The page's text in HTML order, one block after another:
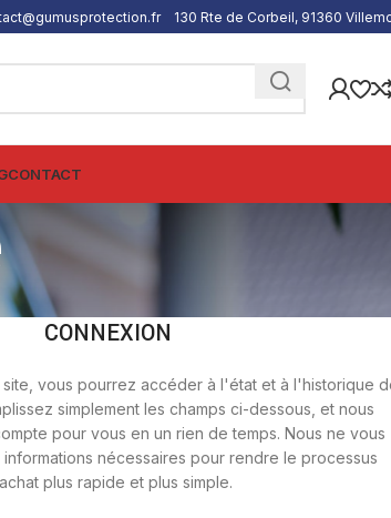
130 Rte de Corbeil, 91360
CONTACT
CONNEXION
site, vous pourrez accéder à l'état et à l'historique
simplement les champs ci-dessous, et nous
pour vous en un rien de temps. Nous ne vous
nécessaires pour rendre le processus
plus rapide et plus simple.